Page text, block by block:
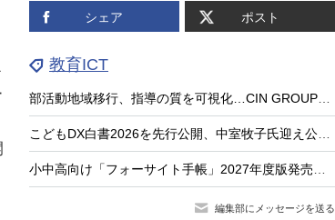
シェア ポスト
教育ICT
部活動地域移行、指導の質を可視化…CIN GROUPとFCEが業務提携
こどもDX白書2026を先行公開、中室牧子氏迎え公開イベント9/17
小中高向け「フォーサイト手帳」2027年度版発売、無料サンプル受付
編集部にメッセージを送る